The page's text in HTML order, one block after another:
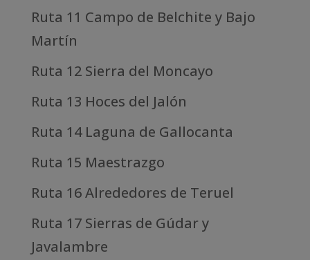
Ruta 11 Campo de Belchite y Bajo
Martín
Ruta 12 Sierra del Moncayo
Ruta 13 Hoces del Jalón
Ruta 14 Laguna de Gallocanta
Ruta 15 Maestrazgo
Ruta 16 Alrededores de Teruel
Ruta 17 Sierras de Gúdar y
Javalambre